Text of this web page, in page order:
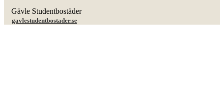
Gävle Studentbostäder
gavlestudentbostader.se